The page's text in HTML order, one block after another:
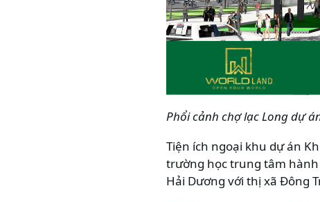
Phổi cảnh chợ lạc Long dự
Tiện ích ngoại khu dự án
trường học trung tâm
Hải Dương với thị xã Đông